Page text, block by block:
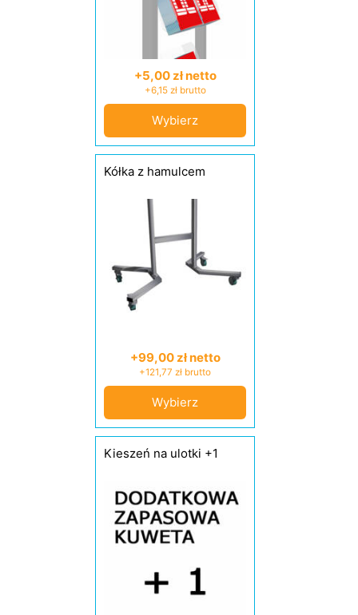
+5,00 zł netto
+6,15 zł brutto
Wybierz
Kółka z hamulcem
+99,00 zł netto
+121,77 zł brutto
Wybierz
Kieszeń na ulotki +1